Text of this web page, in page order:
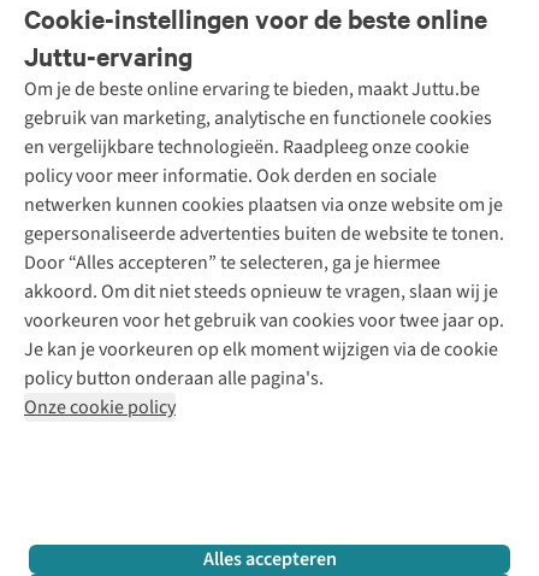
Cookie-instellingen voor de beste online
Juttu-ervaring
Om je de beste online ervaring te bieden, maakt Juttu.be
gebruik van marketing, analytische en functionele cookies
en vergelijkbare technologieën. Raadpleeg onze cookie
policy voor meer informatie. Ook derden en sociale
netwerken kunnen cookies plaatsen via onze website om je
gepersonaliseerde advertenties buiten de website te tonen.
Door “Alles accepteren” te selecteren, ga je hiermee
akkoord. Om dit niet steeds opnieuw te vragen, slaan wij je
voorkeuren voor het gebruik van cookies voor twee jaar op.
Je kan je voorkeuren op elk moment wijzigen via de cookie
policy button onderaan alle pagina's.
Onze cookie policy
Alles accepteren
Bestellen
Betalen
10% studentenkorting
Klarna - achteraf betalen
Levering
Retourneren
Bestelling herroepen
Garantie
Contact
Onze diensten
Tweedehands - ReJUsed
Kledingatelier
Personal shopping
Textielbox
Events / workshops
Juttu
Over ons
Juttu Friends
Inspiratie
Werken bij Juttu
Onze winkels
De wereld van Juttu
Verantwoord ondernemen
Toegankelijkheidsverklaring
Merken
Nathalie Vleeschouwer
Selected dames
HKLiving
Dickies
Sessùn
Strom
O My Bag
Revolution
Meld je aan voor de nieuwsbrief
Follow us
+32 (0)3 828 30 15 team@juttu.be